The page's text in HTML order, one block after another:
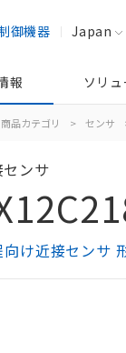
御機器 Japan
報 ソリ
商品カテゴリ > センサ
ンサ
向け近接センサ